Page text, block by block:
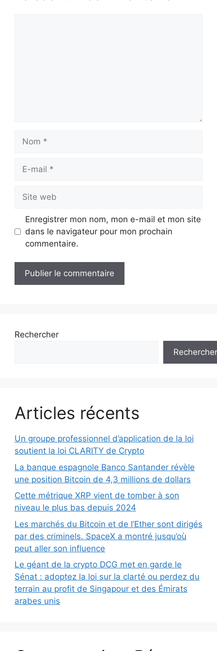
mail
web
Enregistrer mon nom, mon e-mail et mon site
dans le navigateur pour mon prochain
commentaire.
Rechercher
Rechercher
Articles récents
Un groupe professionnel d’application de la loi
soutient la loi CLARITY de Crypto
La banque espagnole Banco Santander révèle
une position Bitcoin de 4,3 millions de dollars
Cette métrique XRP vient de tomber à son
niveau le plus bas depuis 2024
Les marchés du Bitcoin et de l’Ether sont dirigés
par des criminels. SpaceX a montré jusqu’où
peut aller son influence
Le géant de la crypto DCG met en garde le
Sénat : adoptez la loi sur la clarté ou perdez du
terrain au profit de Singapour et des Émirats
arabes unis